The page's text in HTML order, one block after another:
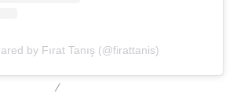
by Fırat Tanış (@firattanis)